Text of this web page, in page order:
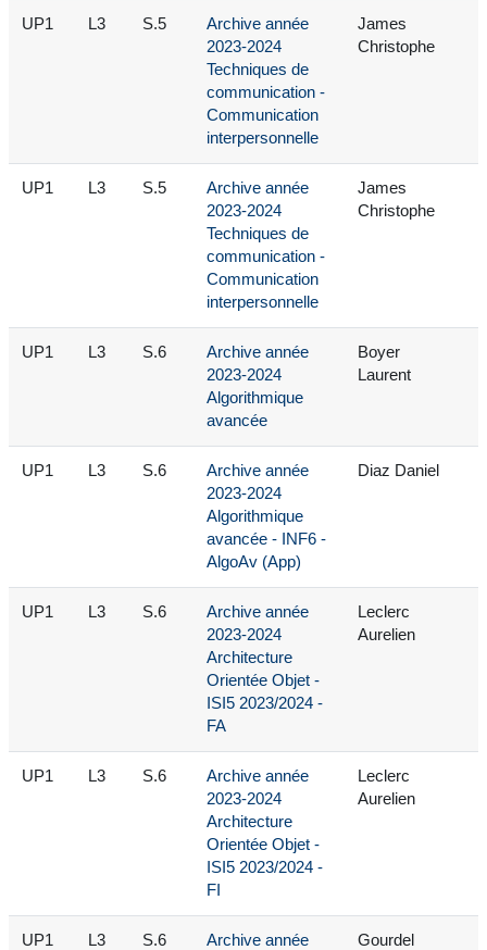
UP1 L3 S.5
Archive année
2023-2024
Techniques de
communication -
Communication
interpersonnelle
James
Christophe
UP1 L3 S.5
Archive année
2023-2024
Techniques de
communication -
Communication
interpersonnelle
James
Christophe
UP1 L3 S.6
Archive année
2023-2024
Algorithmique
avancée
Boyer
Laurent
UP1 L3 S.6
Archive année
2023-2024
Algorithmique
avancée - INF6 -
AlgoAv (App)
Diaz Daniel
UP1 L3 S.6
Archive année
2023-2024
Architecture
Orientée Objet -
ISI5 2023/2024 -
FA
Leclerc
Aurelien
UP1 L3 S.6
Archive année
2023-2024
Architecture
Orientée Objet -
ISI5 2023/2024 -
FI
Leclerc
Aurelien
UP1 L3 S.6 Archive année Gourdel